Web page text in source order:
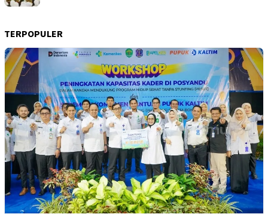
TERPOPULER